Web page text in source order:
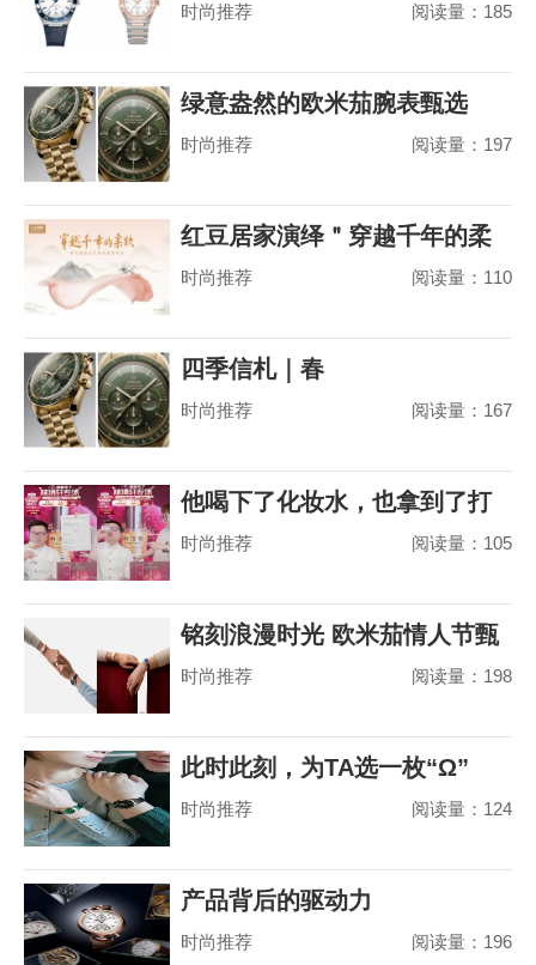
荐
时尚推荐 阅读量：185
绿意盎然的欧米茄腕表甄选
时尚推荐 阅读量：197
红豆居家演绎＂穿越千年的柔
软＂，婴儿绵真
时尚推荐 阅读量：110
四季信札｜春
时尚推荐 阅读量：167
他喝下了化妆水，也拿到了打
赢山茶花之争的
时尚推荐 阅读量：105
铭刻浪漫时光 欧米茄情人节甄
选
时尚推荐 阅读量：198
此时此刻，为TA选一枚“Ω”
时尚推荐 阅读量：124
产品背后的驱动力
时尚推荐 阅读量：196